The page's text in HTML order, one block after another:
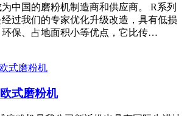
中国的磨粉机制造商和供应商。 R系列
过我们的专家优化升级改造，具有低损
保、占地面积小等优点，它比传…
式磨粉机